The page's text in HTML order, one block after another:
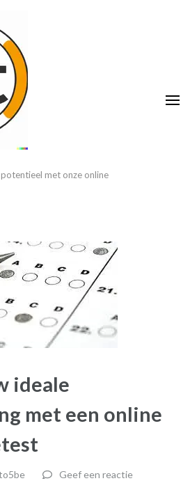
met onze online
ideale
met een online
Geef een reactie